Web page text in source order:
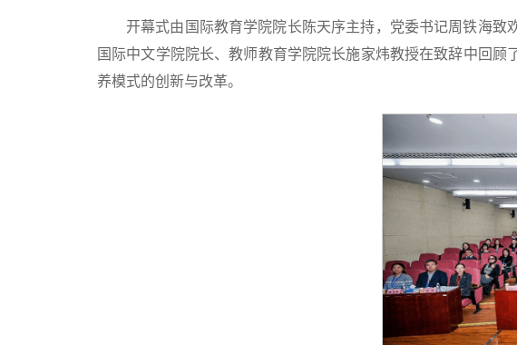
开幕式由国际教育学院院长陈天序主持，党委书记周铁海
国际中文学院院长、教师教育学院院长施家炜教授在致辞中回
养模式的创新与改革。